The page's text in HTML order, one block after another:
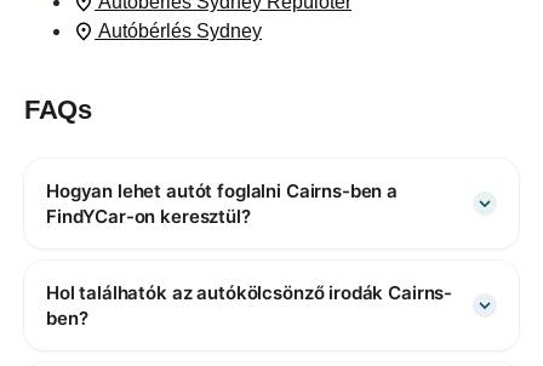
Autóbérlés Sydney
FAQs
Hogyan lehet autót foglalni Cairns-ben a
FindYCar-on keresztül?
Hol találhatók az autókölcsönző irodák Cairns-
ben?